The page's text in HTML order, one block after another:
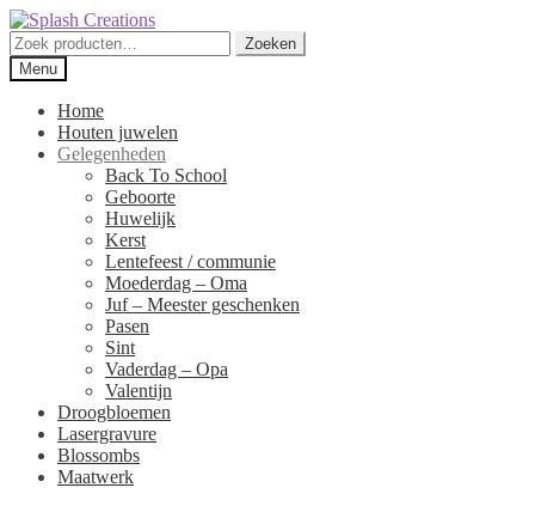
Skip
to
navigation
Skip
to
content
Zoeken
naar:
Zoeken
Menu
Home
Houten juwelen
Gelegenheden
Back To School
Geboorte
Huwelijk
Kerst
Lentefeest / communie
Moederdag – Oma
Juf – Meester geschenken
Pasen
Sint
Vaderdag – Opa
Valentijn
Droogbloemen
Lasergravure
Blossombs
Maatwerk